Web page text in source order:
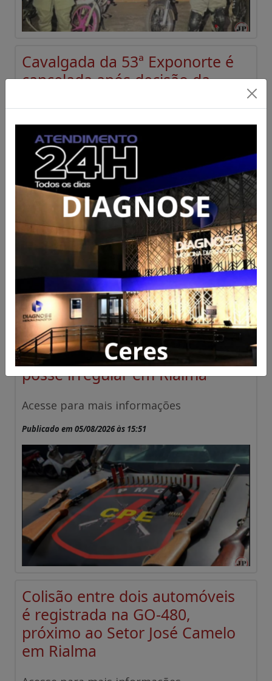
Cavalgada da 53ª Exponorte é
cancelada após decisão da
Acesse para mais informações
Publicado em 05/08/2026 às 15:52
CPE apreende quatro armas
de fogo e conduz homem por
posse irregular em Rialma
Acesse para mais informações
Publicado em 05/08/2026 às 15:51
Colisão entre dois automóveis
é registrada na GO-480,
próximo ao Setor José Camelo
em Rialma